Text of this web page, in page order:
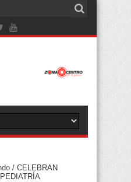
/ CELEBRAN